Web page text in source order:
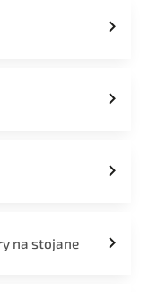
na stojane